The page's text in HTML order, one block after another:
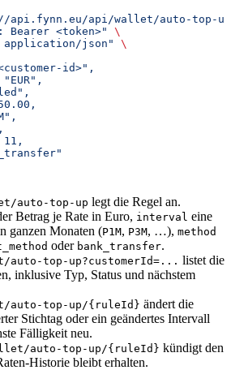
api.fynn.eu/api/wallet/auto-top-up
<token>"
\
application/json"
\
id>",
auto-top-up legt die Regel an.
Betrag je Rate in Euro, interval eine
ganzen Monaten (P1M, P3M, …), method
oder bank_transfer.
auto-top-up?customerId=... listet die
inklusive Typ, Status und nächstem
auto-top-up/{ruleId} ändert die
Stichtag oder ein geändertes Intervall
Fälligkeit neu.
auto-top-up/{ruleId} kündigt den
Historie bleibt erhalten.